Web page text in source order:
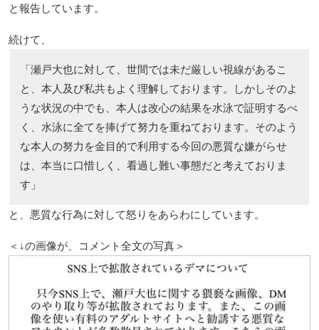
と報告しています。
続けて、
「瀬戸大也に対して、世間では未だ厳しい視線があるこ
と、本人及び私共もよく理解しております。しかしそのよ
うな状況の中でも、本人は改心の結果を水泳で証明するべ
く、水泳に全てを捧げて努力を重ねております。そのよう
な本人の努力を金目的で利用する今回の悪質な嫌がらせ
は、本当に口惜しく、看過し難い事態だと考えておりま
す」
と、悪質な行為に対して怒りをあらわにしています。
＜↓の画像が、コメント全文の写真＞